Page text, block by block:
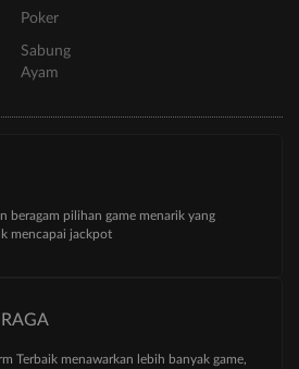
Poker
Sabung
Ayam
beragam pilihan game menarik yang
mencapai jackpot
Terbaik menawarkan lebih banyak game,